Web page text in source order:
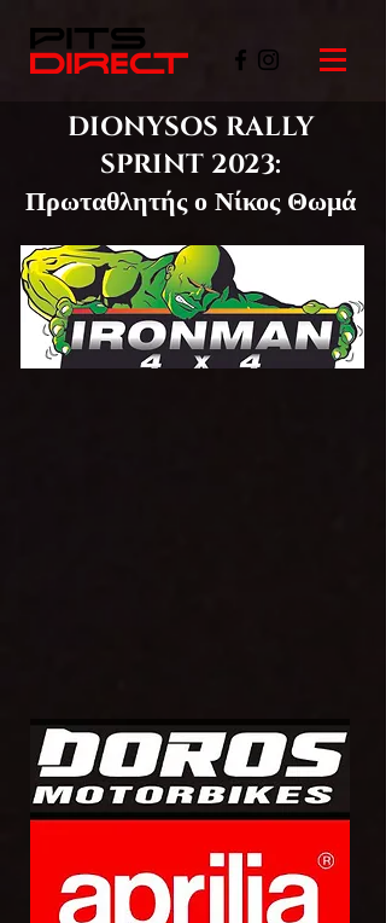
DIONYSOS RALLY
SPRINT 2023:
Πρωταθλητής ο Νίκος Θωμά